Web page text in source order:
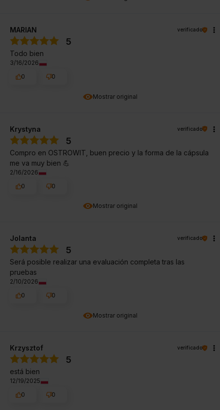
Mostrar original
MARIAN verificado
5
Todo bien
3/16/2026
0
0
Mostrar original
Krystyna verificado
5
Compro en OSTROWIT, buen precio y la forma de la cápsula
me va muy bien 💪
2/16/2026
0
0
Mostrar original
Jolanta verificado
5
Será posible realizar una evaluación completa tras las
pruebas
2/10/2026
0
0
Krzysztof verificado
5
está bien
12/19/2025
0
0